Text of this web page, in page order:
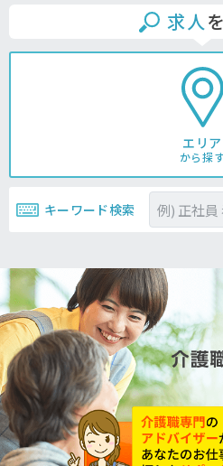
求人
エリア
から探
キーワード検索